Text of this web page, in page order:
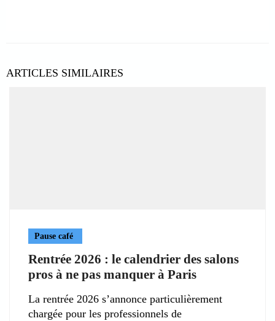
ARTICLES SIMILAIRES
Pause café
Rentrée 2026 : le calendrier des salons
pros à ne pas manquer à Paris
La rentrée 2026 s’annonce particulièrement
chargée pour les professionnels de